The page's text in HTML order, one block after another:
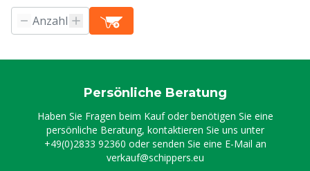
Persönliche Beratung
Haben Sie Fragen beim Kauf oder benötigen Sie eine
persönliche Beratung, kontaktieren Sie uns unter
+49(0)2833 92360 oder senden Sie eine E-Mail an
verkauf@schippers.eu